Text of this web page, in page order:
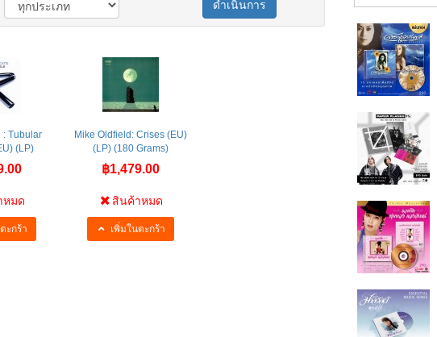
ดำเนินการ
: Tubular
(LP)
หมด
ะกร้า
Mike Oldfield: Crises (EU)
(LP) (180 Grams)
฿1,479.00
สินค้าหมด
เพิ่มในตะกร้า